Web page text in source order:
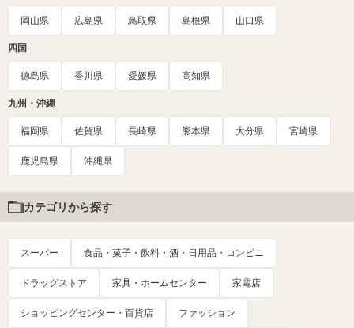
岡山県 広島県 鳥取県 島根県 山口県
四国
徳島県 香川県 愛媛県 高知県
九州・沖縄
福岡県 佐賀県 長崎県 熊本県 大分県 宮崎県
鹿児島県 沖縄県
カテゴリから探す
スーパー 食品・菓子・飲料・酒・日用品・コンビニ
ドラッグストア 家具・ホームセンター 家電店
ショッピングセンター・百貨店 ファッション